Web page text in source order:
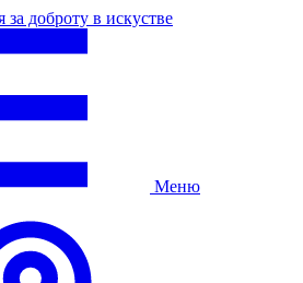
доброту в искустве
Меню